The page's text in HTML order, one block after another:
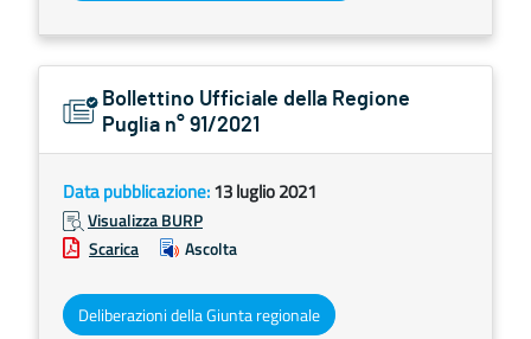
Bollettino Ufficiale della Regione
Puglia n° 91/2021
Data pubblicazione:13 luglio 2021
Visualizza BURP
Scarica
Ascolta
Deliberazioni della Giunta regionale